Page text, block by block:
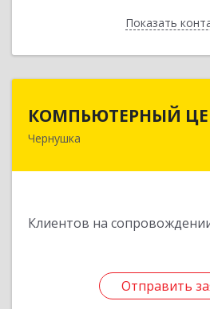
ПоказатьНазад
КОМПЬЮТЕРНЫЙ
Чернушка
Клиентов на
Отправить
Отправить